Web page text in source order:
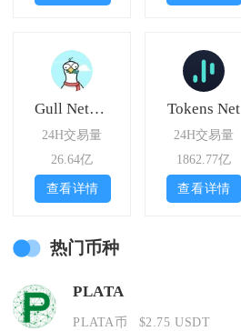
Gull Network
24H交易量
26.64亿
查看详情
Tokens Net
24H交易量
1862.77亿
查看详情
热门币种
PLATA
PLATA币 $2.75 USDT